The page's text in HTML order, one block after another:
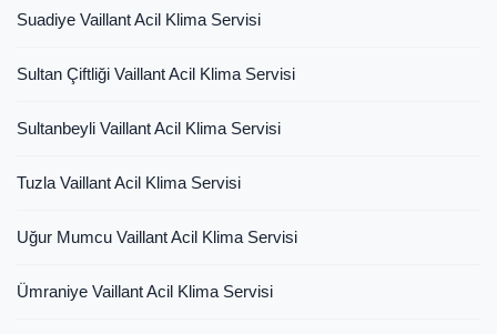
Suadiye Vaillant Acil Klima Servisi
Sultan Çiftliği Vaillant Acil Klima Servisi
Sultanbeyli Vaillant Acil Klima Servisi
Tuzla Vaillant Acil Klima Servisi
Uğur Mumcu Vaillant Acil Klima Servisi
Ümraniye Vaillant Acil Klima Servisi